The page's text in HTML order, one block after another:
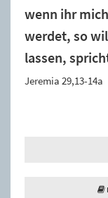
wenn ihr
werdet, so
lassen,
Jeremia 29,13-14a